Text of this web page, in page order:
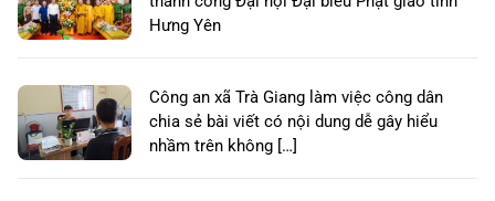
Hưng Yên
Công an xã Trà Giang làm việc công dân
chia sẻ bài viết có nội dung dễ gây hiểu
nhầm trên không […]